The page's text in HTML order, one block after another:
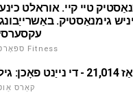
טיי קיי. אוראלט
גימנאַסטיק. באַשרייַבונג
ספּאָרט און Fitness
נייַנט פאָכן: גילגול
קאַרס